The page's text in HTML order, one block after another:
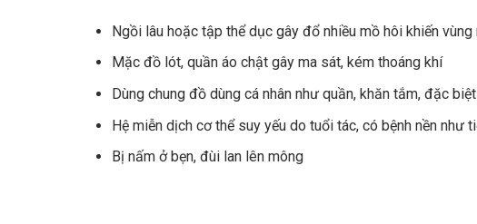
Ngồi lâu hoặc tập thể dục gây đổ nhiều mồ hôi khiến
Mặc đồ lót, quần áo chật gây ma sát, kém thoáng khí
Dùng chung đồ dùng cá nhân như quần, khăn tắm, đặc
Hệ miễn dịch cơ thể suy yếu do tuổi tác, có bệnh nền
Bị nấm ở bẹn, đùi lan lên mông